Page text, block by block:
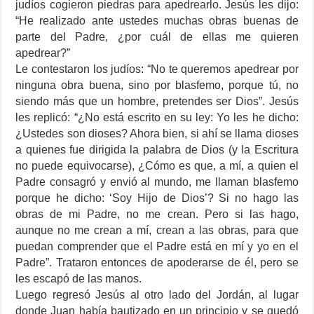
judíos cogieron piedras para apedrearlo. Jesús les dijo:
“He realizado ante ustedes muchas obras buenas de
parte del Padre, ¿por cuál de ellas me quieren
apedrear?”
Le contestaron los judíos: “No te queremos apedrear por
ninguna obra buena, sino por blasfemo, porque tú, no
siendo más que un hombre, pretendes ser Dios”. Jesús
les replicó: “¿No está escrito en su ley: Yo les he dicho:
¿Ustedes son dioses? Ahora bien, si ahí se llama dioses
a quienes fue dirigida la palabra de Dios (y la Escritura
no puede equivocarse), ¿Cómo es que, a mí, a quien el
Padre consagró y envió al mundo, me llaman blasfemo
porque he dicho: ‘Soy Hijo de Dios’? Si no hago las
obras de mi Padre, no me crean. Pero si las hago,
aunque no me crean a mí, crean a las obras, para que
puedan comprender que el Padre está en mí y yo en el
Padre”. Trataron entonces de apoderarse de él, pero se
les escapó de las manos.
Luego regresó Jesús al otro lado del Jordán, al lugar
donde Juan había bautizado en un principio y se quedó